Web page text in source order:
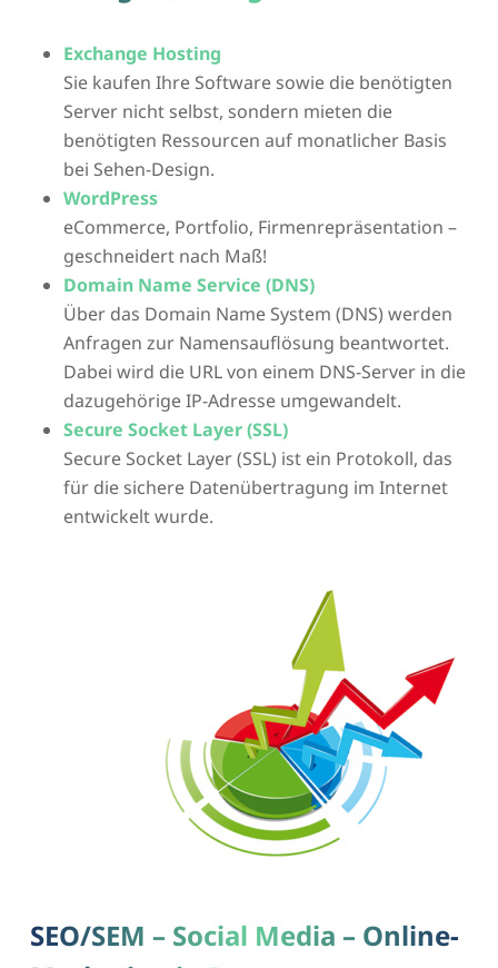
Exchange Hosting
Sie kaufen Ihre Software sowie die benötigten
Server nicht selbst, sondern mieten die
benötigten Ressourcen auf monatlicher Basis
bei Sehen-Design.
WordPress
eCommerce, Portfolio, Firmenrepräsentation –
geschneidert nach Maß!
Domain Name Service (DNS)
Über das Domain Name System (DNS) werden
Anfragen zur Namensauflösung beantwortet.
Dabei wird die URL von einem DNS-Server in die
dazugehörige IP-Adresse umgewandelt.
Secure Socket Layer (SSL)
Secure Socket Layer (SSL) ist ein Protokoll, das
für die sichere Datenübertragung im Internet
entwickelt wurde.
SEO/SEM – Social Media – Online-